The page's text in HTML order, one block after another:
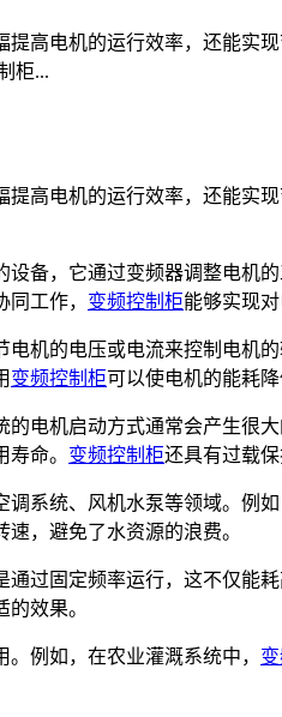
高电机的运行效率，还能实
柜...
高电机的运行效率，还能实
设备，它通过变频器调整电机
工作， 变频控制柜能够实现
机的电压或电流来控制电机
变频控制柜可以使电机的能耗
电机启动方式通常会产生很
命。 变频控制柜还具有过载
系统、风机水泵等领域。例如
，避免了水资源的浪费。
过固定频率运行，这不仅能
效果。
例如，在农业灌溉系统中，